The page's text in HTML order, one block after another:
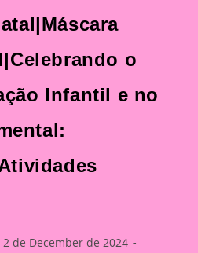
o
Infantil e no
2 de December de 2024